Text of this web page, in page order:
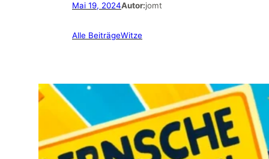
Mai 19, 2024Autor:jomt
Alle BeiträgeWitze